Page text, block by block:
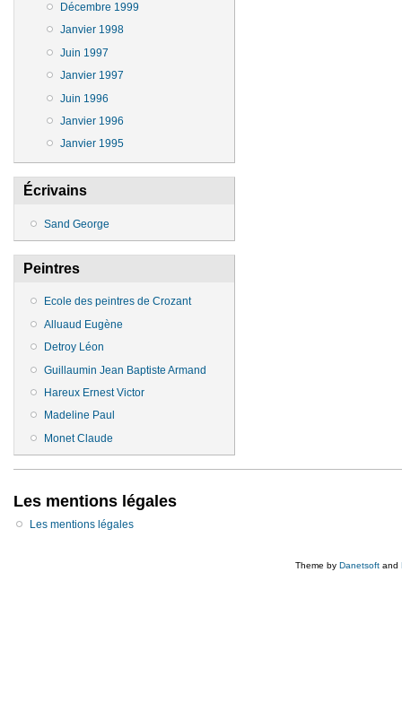
Décembre 1999
Janvier 1998
Juin 1997
Janvier 1997
Juin 1996
Janvier 1996
Janvier 1995
Écrivains
Sand George
Peintres
Ecole des peintres de Crozant
Alluaud Eugène
Detroy Léon
Guillaumin Jean Baptiste Armand
Hareux Ernest Victor
Madeline Paul
Monet Claude
Les mentions légales
Les mentions légales
Theme by Danetsoft and